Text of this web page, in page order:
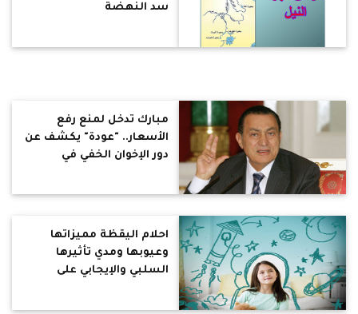
سد النهضة
مبارك تدخل لمنع رفع
الأسعار.. "عودة" يكشف عن
دور الإخوان الخفي في
احلام اليقظة مميزاتها
وعيوبها ومدي تأثيرها
السلبي والإيجابي على